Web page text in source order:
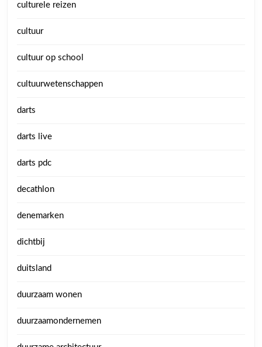
culturele reizen
cultuur
cultuur op school
cultuurwetenschappen
darts
darts live
darts pdc
decathlon
denemarken
dichtbij
duitsland
duurzaam wonen
duurzaamondernemen